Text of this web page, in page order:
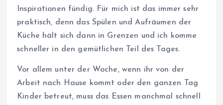
Inspirationen fündig. Für mich ist das immer sehr
praktisch, denn das Spülen und Aufräumen der
Küche hält sich dann in Grenzen und ich komme
schneller in den gemütlichen Teil des Tages.
Vor allem unter der Woche, wenn ihr von der
Arbeit nach Hause kommt oder den ganzen Tag
Kinder betreut, muss das Essen manchmal schnell